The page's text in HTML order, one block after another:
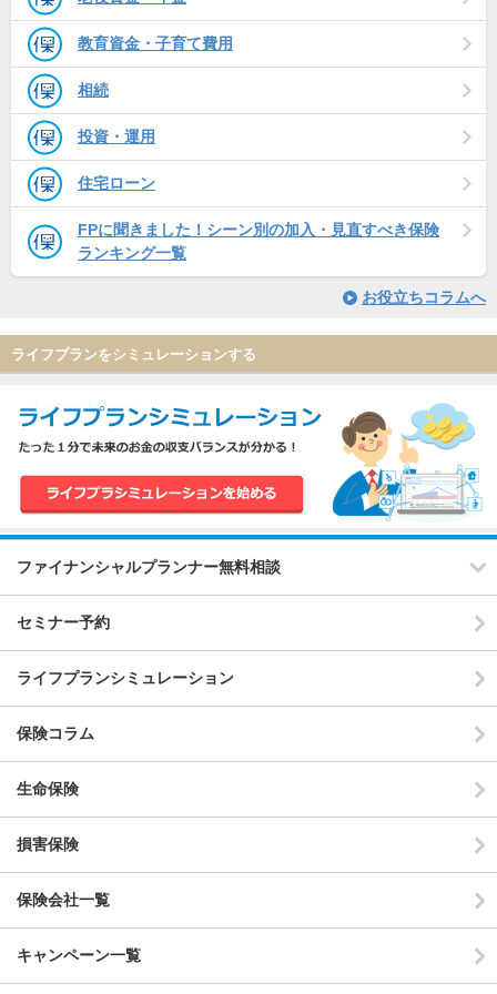
教育資金・子育て費用
相続
投資・運用
住宅ローン
FPに聞きました！シーン別の加入・見直すべき保険
ランキング一覧
お役立ちコラムへ
ライフプランをシミュレーションする
ファイナンシャルプランナー無料相談
セミナー予約
ライフプランシミュレーション
保険コラム
生命保険
損害保険
保険会社一覧
キャンペーン一覧